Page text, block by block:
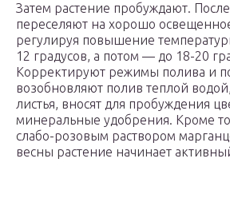
Затем растение пробуждают.
переселяют на хорошо
регулируя повышение
12 градусов, а потом — до 18-20
Корректируют режимы полива и
возобновляют полив теплой водой,
листья, вносят для пробуждения
минеральные удобрения. Кроме
слабо-розовым раствором
весны растение начинает